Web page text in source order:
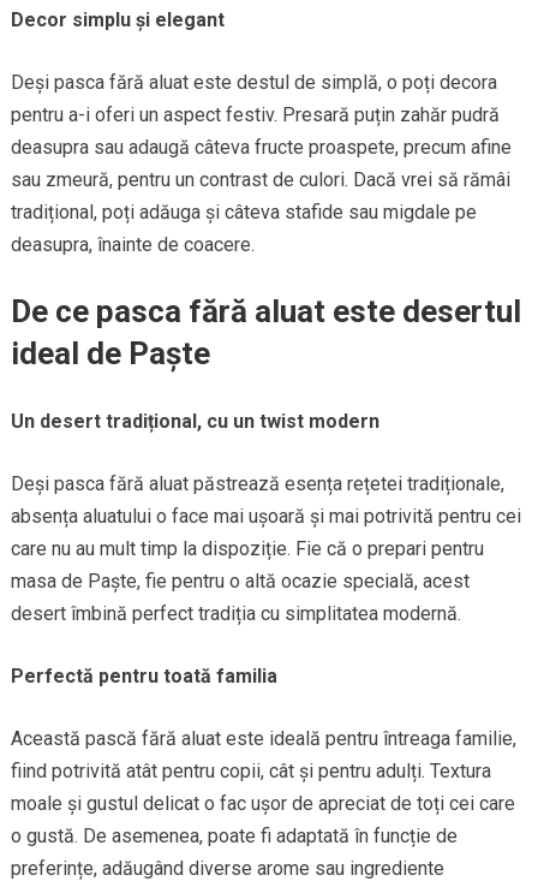
Decor simplu și elegant
Deși pasca fără aluat este destul de simplă, o poți decora
pentru a-i oferi un aspect festiv. Presară puțin zahăr pudră
deasupra sau adaugă câteva fructe proaspete, precum afine
sau zmeură, pentru un contrast de culori. Dacă vrei să rămâi
tradițional, poți adăuga și câteva stafide sau migdale pe
deasupra, înainte de coacere.
De ce pasca fără aluat este desertul
ideal de Paște
Un desert tradițional, cu un twist modern
Deși pasca fără aluat păstrează esența rețetei tradiționale,
absența aluatului o face mai ușoară și mai potrivită pentru cei
care nu au mult timp la dispoziție. Fie că o prepari pentru
masa de Paște, fie pentru o altă ocazie specială, acest
desert îmbină perfect tradiția cu simplitatea modernă.
Perfectă pentru toată familia
Această pască fără aluat este ideală pentru întreaga familie,
fiind potrivită atât pentru copii, cât și pentru adulți. Textura
moale și gustul delicat o fac ușor de apreciat de toți cei care
o gustă. De asemenea, poate fi adaptată în funcție de
preferințe, adăugând diverse arome sau ingrediente